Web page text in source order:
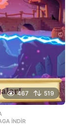
467 519
INDIR